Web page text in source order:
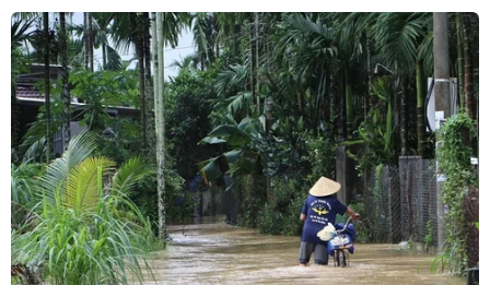
TIN CÙNG CHUYÊN MỤC
Hà Nội: Xử lý dứt điểm 3 vụ việc vi
phạm tại hồ Đồng Đò trước 30/9